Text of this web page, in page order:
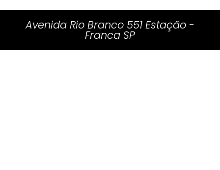
Avenida Rio Branco 551 Estação -
Franca SP